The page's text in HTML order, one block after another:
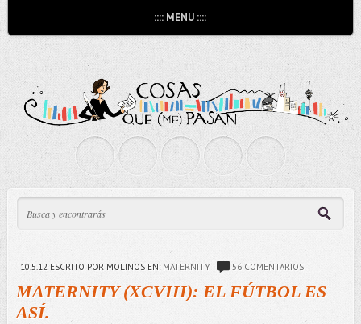
:::: MENU ::::
10.5.12 ESCRITO POR MOLINOS EN: MATERNITY 56 COMENTARIOS
MATERNITY (XCVIII): EL FÚTBOL ES
ASÍ.